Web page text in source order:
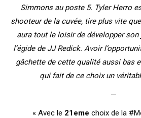
Simmons au poste 5. Tyler Herro
shooteur de la cuvée, tire plus vite
aura tout le loisir de développer
l’égide de JJ Redick. Avoir
gâchette de cette qualité aussi bas
qui fait de ce choix un
—
« Avec le 21eme choix de la